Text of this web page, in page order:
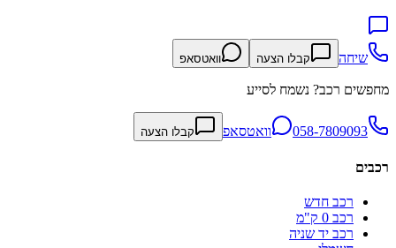
שיחה קבלו הצעה וואטסאפ
מחפשים רכב? נשמח לסייע
058-7809093 וואטסאפ קבלו הצעה
רכבים
רכב חדש
רכב 0 ק"מ
רכב יד שניה